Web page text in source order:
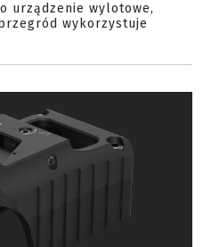
urządzenie wylotowe,
wykorzystuje